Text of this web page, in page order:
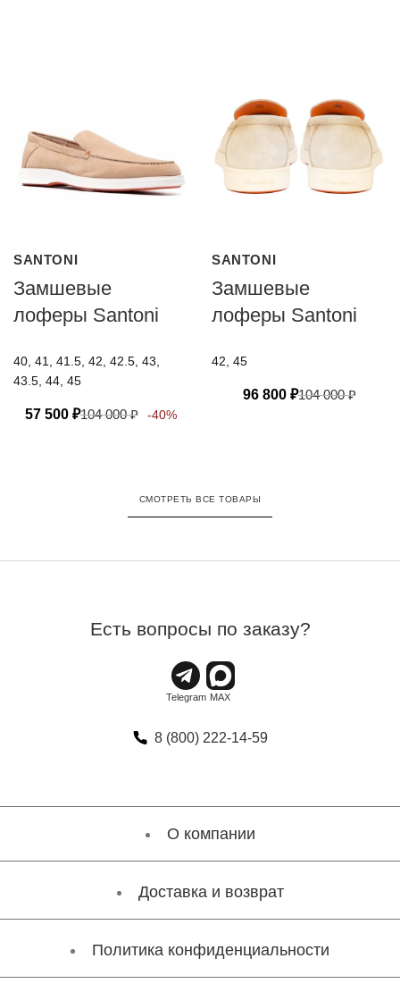
SANTONI
Замшевые
лоферы Santoni
40, 41, 41.5, 42, 42.5, 43,
43.5, 44, 45
57 500 ₽104 000₽ -40%
SANTONI
Замшевые
лоферы Santoni
42, 45
104 000₽
96 800 ₽
СМОТРЕТЬ ВСЕ ТОВАРЫ
Есть вопросы по заказу?
8 (800) 222-14-59
О компании
Доставка и возврат
Политика конфиденциальности